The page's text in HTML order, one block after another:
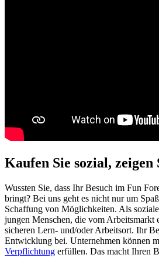
Kaufen Sie sozial,
Wussten Sie, dass Ihr Besuch im Fun
bringt? Bei uns geht es nicht nur um
Schaffung von Möglichkeiten. Als
jungen Menschen, die vom Arbeitsmarkt
sicheren Lern- und/oder Arbeitsort. Ihr
Entwicklung bei. Unternehmen können
Verpflichtung erfüllen. Das macht Ihren